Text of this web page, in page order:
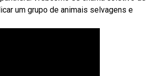
um grupo de animais selvagens e